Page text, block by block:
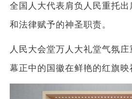
全国人大代表肩负人民重托
和法律赋予的神圣职责。
人民大会堂万人大礼堂气氛
幕正中的国徽在鲜艳的红旗映